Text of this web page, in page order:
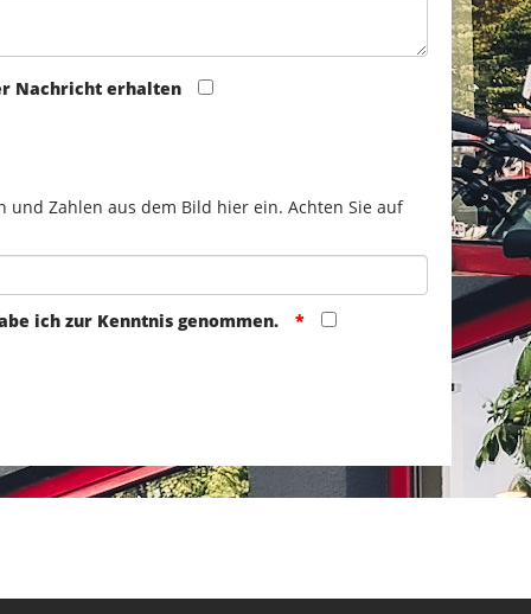
Nachricht erhalten
und Zahlen aus dem Bild hier ein. Achten Sie auf
ich zur Kenntnis genommen.